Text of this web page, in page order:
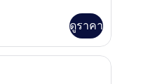
ดูราคา
บบใช้แล็ปท็อป
มิลี่, ระเบียง | เครื่องนอนระดับพรีเมีย